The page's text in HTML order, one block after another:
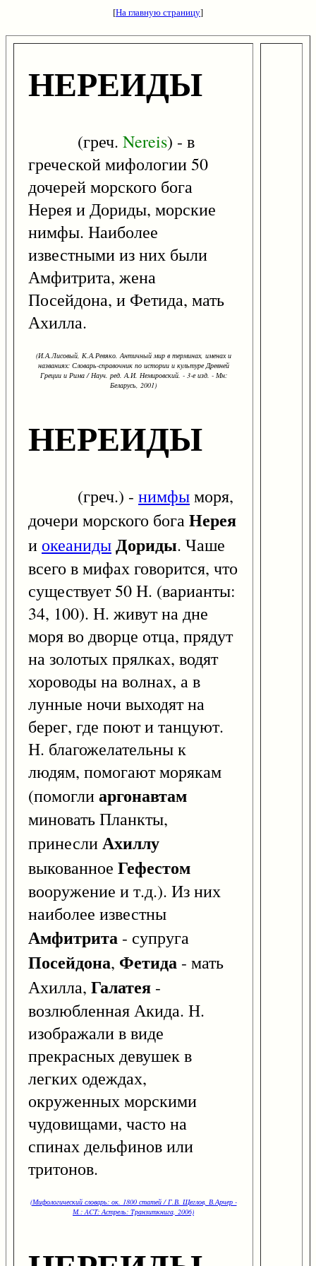
[На главную страницу]
НЕРЕИДЫ
(греч. Nereis) - в
греческой мифологии 50
дочерей морского бога
Нерея и Дориды, морские
нимфы. Наиболее
известными из них были
Амфитрита, жена
Посейдона, и Фетида, мать
Ахилла.
(И.А.Лисовый, К.А.Ревяко. Античный мир в терминах, именах и
названиях: Словарь-справочник по истории и культуре Древней
Греции и Рима / Науч. ред. А.И. Немировский. - 3-е изд. - Мн:
Беларусь, 2001)
НЕРЕИДЫ
(греч.) - нимфыморя,
дочери морского богаНерея
и океанидыДориды. Чаше
всего в мифах говорится, что
существует 50 Н. (варианты:
34, 100). Н. живут на дне
моря во дворце отца, прядут
на золотых прялках, водят
хороводы на волнах, а в
лунные ночи выходят на
берег, где поют и танцуют.
Н. благожелательны к
людям, помогают морякам
(помоглиаргонавтам
миновать Планкты,
принеслиАхиллу
выкованное Гефестом
вооружение и т.д.). Из них
наиболее известны
Амфитрита - супруга
Посейдона, Фетида - мать
Ахилла, Галатея -
возлюбленная Акида. Н.
изображали в виде
прекрасных девушек в
легких одеждах,
окруженных морскими
чудовищами, часто на
спинах дельфинов или
тритонов.
(Мифологический словарь: ок. 1800 статей / Г.В. Щеглов, В.Арчер -
М.: ACT: Астрель: Транзиткнига, 2006)